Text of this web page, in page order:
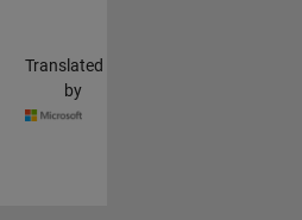
Translated
by